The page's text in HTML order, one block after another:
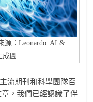
源：Leonardo. AI &
成圖
流期刊和科學團隊否
，我們已經認識了伴